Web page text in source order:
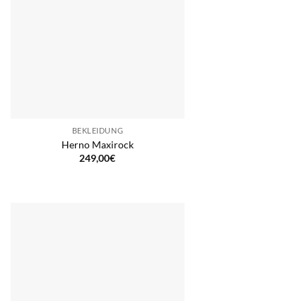
BEKLEIDUNG
Herno Maxirock
249,00€